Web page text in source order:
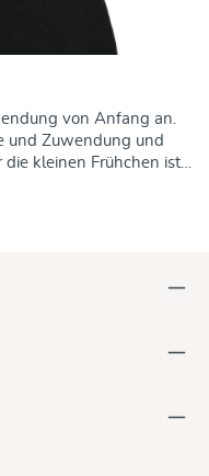
von Anfang an.
und Zuwendung und
kleinen Frühchen ist
eine gelungene
gelindert – Mama,
Baby wertvolle
in der Klinik
Klinikbetrieb, helfen,
sicher am Körper von